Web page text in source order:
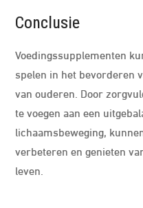
Conclusie
Voedingssupplementen
spelen in het bevorderen
van ouderen. Door
te voegen aan een
lichaamsbeweging,
verbeteren en genieten
leven.